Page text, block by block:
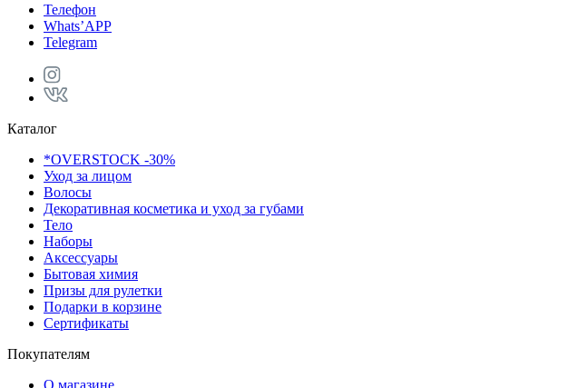
Телефон
Whats’APP
Telegram
Каталог
*OVERSTOCK -30%
Уход за лицом
Волосы
Декоративная косметика и уход за губами
Тело
Наборы
Аксессуары
Бытовая химия
Призы для рулетки
Подарки в корзине
Сертификаты
Покупателям
О магазине